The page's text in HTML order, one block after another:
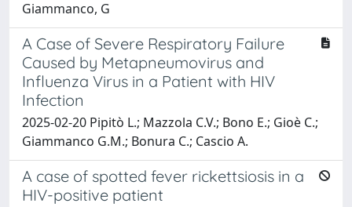
Giammanco, G
A Case of Severe Respiratory Failure
Caused by Metapneumovirus and
Influenza Virus in a Patient with HIV
Infection
2025-02-20 Pipitò L.; Mazzola C.V.; Bono E.; Gioè C.;
Giammanco G.M.; Bonura C.; Cascio A.
A case of spotted fever rickettsiosis in a
HIV-positive patient